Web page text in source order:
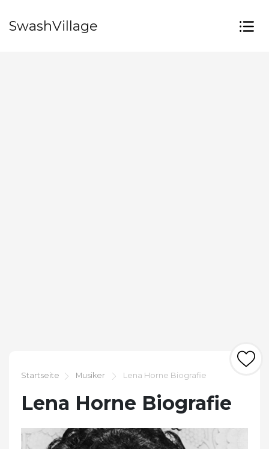
SwashVillage
Startseite Musiker Lena Horne Biografie
Lena Horne Biografie